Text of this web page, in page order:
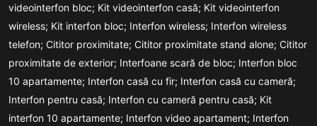
videointerfon bloc; Kit videointerfon casă; Kit videointerfon
wireless; Kit interfon bloc; Interfon wireless; Interfon wireless
telefon; Cititor proximitate; Cititor proximitate stand alone; Cititor
proximitate de exterior; Interfoane scară de bloc; Interfon bloc
10 apartamente; Interfon casă cu fir; Interfon casă cu cameră;
Interfon pentru casă; Interfon cu cameră pentru casă; Kit
interfon 10 apartamente; Interfon video apartament; Interfon